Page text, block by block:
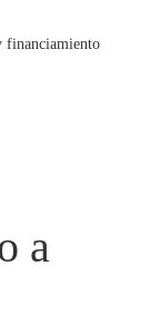
financiamiento
a